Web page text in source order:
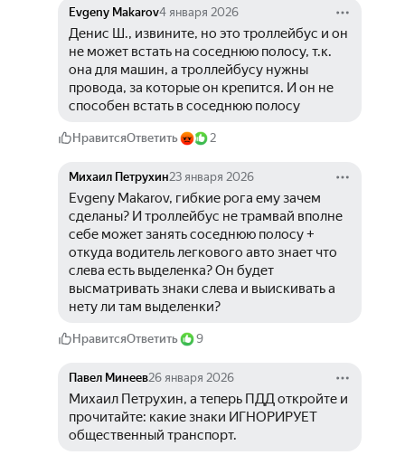
Evgeny Makarov4 января 2026
Денис Ш., извините, но это троллейбус и он
не может встать на соседнюю полосу, т.к.
она для машин, а троллейбусу нужны
провода, за которые он крепится. И он не
способен встать в соседнюю полосу
НравитсяОтветить 2
Михаил Петрухин23 января 2026
Evgeny Makarov, гибкие рога ему зачем
сделаны? И троллейбус не трамвай вполне
себе может занять соседнюю полосу +
откуда водитель легкового авто знает что
слева есть выделенка? Он будет
высматривать знаки слева и выискивать а
нету ли там выделенки?
НравитсяОтветить 9
Павел Минеев26 января 2026
Михаил Петрухин, а теперь ПДД откройте и
прочитайте: какие знаки ИГНОРИРУЕТ
общественный транспорт.